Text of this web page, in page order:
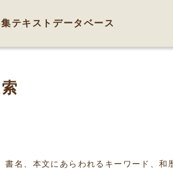
テキストデータベース
書名、本文にあらわれるキーワード、